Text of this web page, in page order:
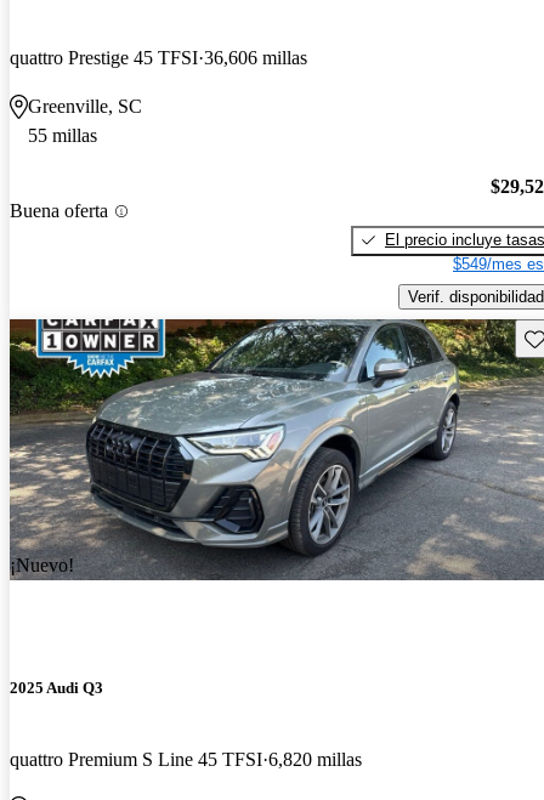
quattro Prestige 45 TFSI 36,606 millas
Greenville, SC
55 millas
Buena oferta
El precio incluye tasas
$549/mes
Verif. disponibilidad
¡Nuevo!
2025 Audi Q3
quattro Premium S Line 45 TFSI 6,820 millas